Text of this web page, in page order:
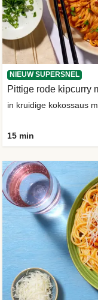
NIEUW SUPERSNEL
Pittige rode kipcurry
in kruidige kokossaus
15 min